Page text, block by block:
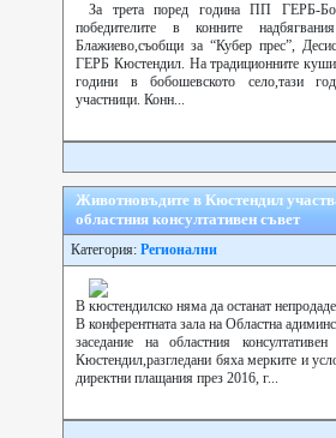
За трета поред година ПП ГЕРБ-
победителите в конните
Блажиево,съобщи за “Кубер прес”,
ГЕРБ Кюстендил. На традиционните
години в бобошевското село,тази
участници. Конн...
Животновъдите в Кюстендил
областния консултативен съвет
Категория: Регионални
В кюстендилско няма да останат
В конферентната зала на Областна
заседание на областния
Кюстендил,разгледани бяха мерките и
директни плащания през 2016, г...